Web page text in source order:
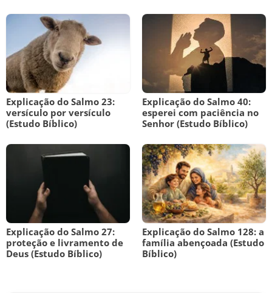
Explicação do Salmo 23:
versículo por versículo
(Estudo Bíblico)
Explicação do Salmo 40:
esperei com paciência no
Senhor (Estudo Bíblico)
Explicação do Salmo 27:
proteção e livramento de
Deus (Estudo Bíblico)
Explicação do Salmo 128: a
família abençoada (Estudo
Bíblico)